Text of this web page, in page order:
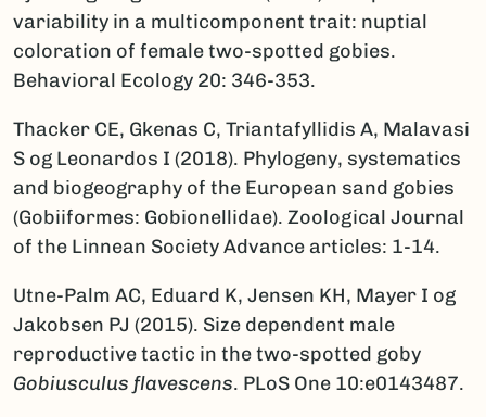
variability in a multicomponent trait: nuptial
coloration of female two-spotted gobies.
Behavioral Ecology 20: 346-353.
Thacker CE, Gkenas C, Triantafyllidis A, Malavasi
S og Leonardos I (2018). Phylogeny, systematics
and biogeography of the European sand gobies
(Gobiiformes: Gobionellidae). Zoological Journal
of the Linnean Society Advance articles: 1-14.
Utne-Palm AC, Eduard K, Jensen KH, Mayer I og
Jakobsen PJ (2015). Size dependent male
reproductive tactic in the two-spotted goby
Gobiusculus flavescens. PLoS One 10:e0143487.